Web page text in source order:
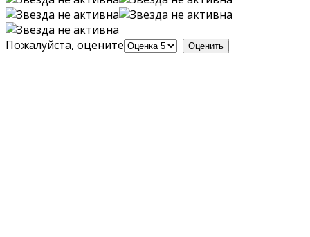
Пожалуйста, оцените